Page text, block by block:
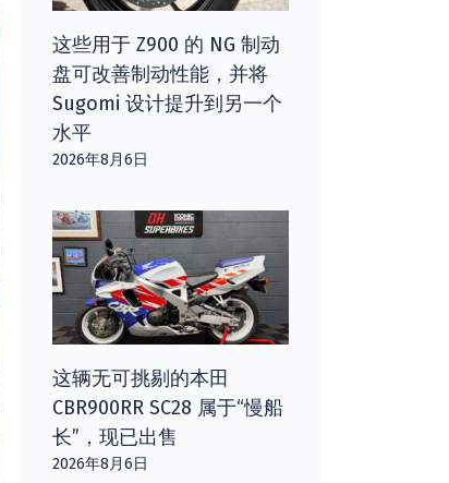
这些用于 Z900 的 NG 制动
盘可改善制动性能，并将
Sugomi 设计提升到另一个
水平
2026年8月6日
这辆无可挑剔的本田
CBR900RR SC28 属于“慢船
长”，现已出售
2026年8月6日